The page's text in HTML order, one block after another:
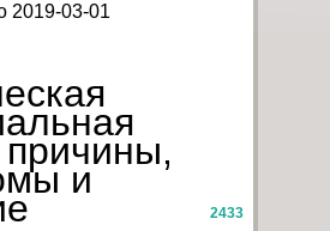
2019-03-01
и
2433